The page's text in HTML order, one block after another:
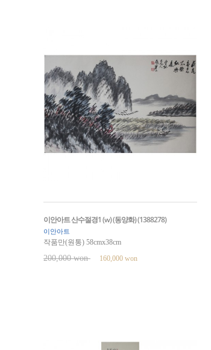
이안아트 산수절경1 (w) (동양화) (1388278)
이안아트
작품만(원통) 58cmx38cm
200,000 won 160,000 won